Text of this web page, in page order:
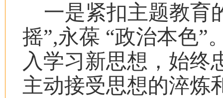
一是紧扣主题教育
摇”,永葆 “政治本色”
入学习新思想，始终
主动接受思想的淬炼